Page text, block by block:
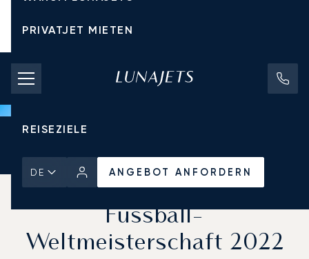
PRIVATJET MIETEN
CHARTERPREISE
PRIVATJETS
REISEZIELE
DE ANGEBOT ANFORDERN
Erleben Sie die FIFA
Fussball-
Weltmeisterschaft 2022